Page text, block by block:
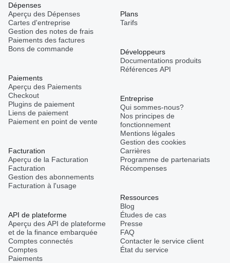
Dépenses
Aperçu des Dépenses
Cartes d'entreprise
Gestion des notes de frais
Paiements des factures
Bons de commande
Paiements
Aperçu des Paiements
Checkout
Plugins de paiement
Liens de paiement
Paiement en point de vente
Facturation
Aperçu de la Facturation
Facturation
Gestion des abonnements
Facturation à l'usage
API de plateforme
Aperçu des API de plateforme
et de la finance embarquée
Comptes connectés
Comptes
Paiements
Plans
Tarifs
Développeurs
Documentations produits
Références API
Entreprise
Qui sommes-nous?
Nos principes de
fonctionnement
Mentions légales
Gestion des cookies
Carrières
Programme de partenariats
Récompenses
Ressources
Blog
Études de cas
Presse
FAQ
Contacter le service client
État du service